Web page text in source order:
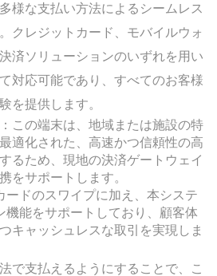
様な支払い方法によるシームレス
クレジットカード、モバイルウォ
済ソリューションのいずれを用い
対応可能であり、すべてのお客様
を提供します。
この端末は、地域または施設の特
適化された、高速かつ信頼性の高
るため、現地の決済ゲートウェイ
をサポートします。
ードのスワイプに加え、本システ
機能をサポートしており、顧客体
キャッシュレスな取引を実現しま
で支払えるようにすることで、こ